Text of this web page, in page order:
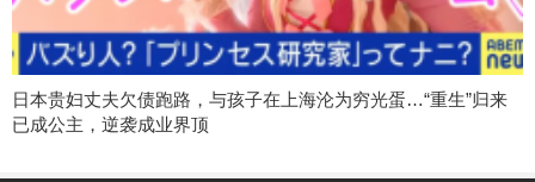
日本贵妇丈夫欠债跑路，与孩子在上海沦为穷光蛋…“重生”归来
已成公主，逆袭成业界顶